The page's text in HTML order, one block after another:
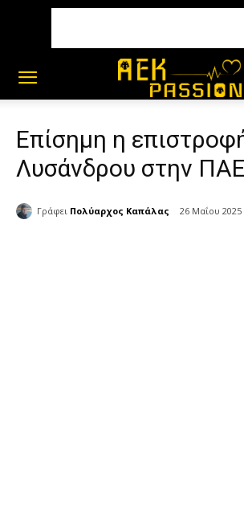
Επίσημη η
Λυσάνδρου στην
Γράφει Πολύαρχος Καπάλας 26 Μαΐου 2025